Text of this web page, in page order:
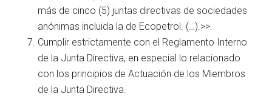
más de cinco (5) juntas directivas de sociedades
anónimas incluida la de Ecopetrol. (…).>>.
Cumplir estrictamente con el Reglamento Interno
de la Junta Directiva, en especial lo relacionado
con los principios de Actuación de los Miembros
de la Junta Directiva.